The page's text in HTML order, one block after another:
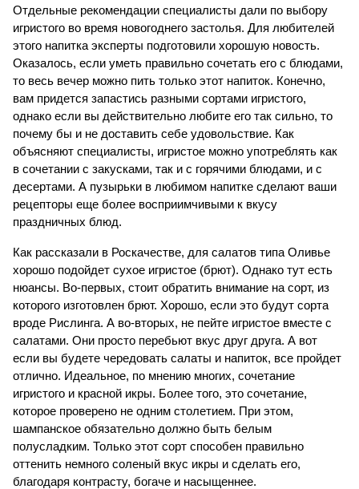
Отдельные рекомендации специалисты дали по выбору
игристого во время новогоднего застолья. Для любителей
этого напитка эксперты подготовили хорошую новость.
Оказалось, если уметь правильно сочетать его с блюдами,
то весь вечер можно пить только этот напиток. Конечно,
вам придется запастись разными сортами игристого,
однако если вы действительно любите его так сильно, то
почему бы и не доставить себе удовольствие. Как
объясняют специалисты, игристое можно употреблять как
в сочетании с закусками, так и с горячими блюдами, и с
десертами. А пузырьки в любимом напитке сделают ваши
рецепторы еще более восприимчивыми к вкусу
праздничных блюд.
Как рассказали в Роскачестве, для салатов типа Оливье
хорошо подойдет сухое игристое (брют). Однако тут есть
нюансы. Во-первых, стоит обратить внимание на сорт, из
которого изготовлен брют. Хорошо, если это будут сорта
вроде Рислинга. А во-вторых, не пейте игристое вместе с
салатами. Они просто перебьют вкус друг друга. А вот
если вы будете чередовать салаты и напиток, все пройдет
отлично. Идеальное, по мнению многих, сочетание
игристого и красной икры. Более того, это сочетание,
которое проверено не одним столетием. При этом,
шампанское обязательно должно быть белым
полусладким. Только этот сорт способен правильно
оттенить немного соленый вкус икры и сделать его,
благодаря контрасту, богаче и насыщеннее.